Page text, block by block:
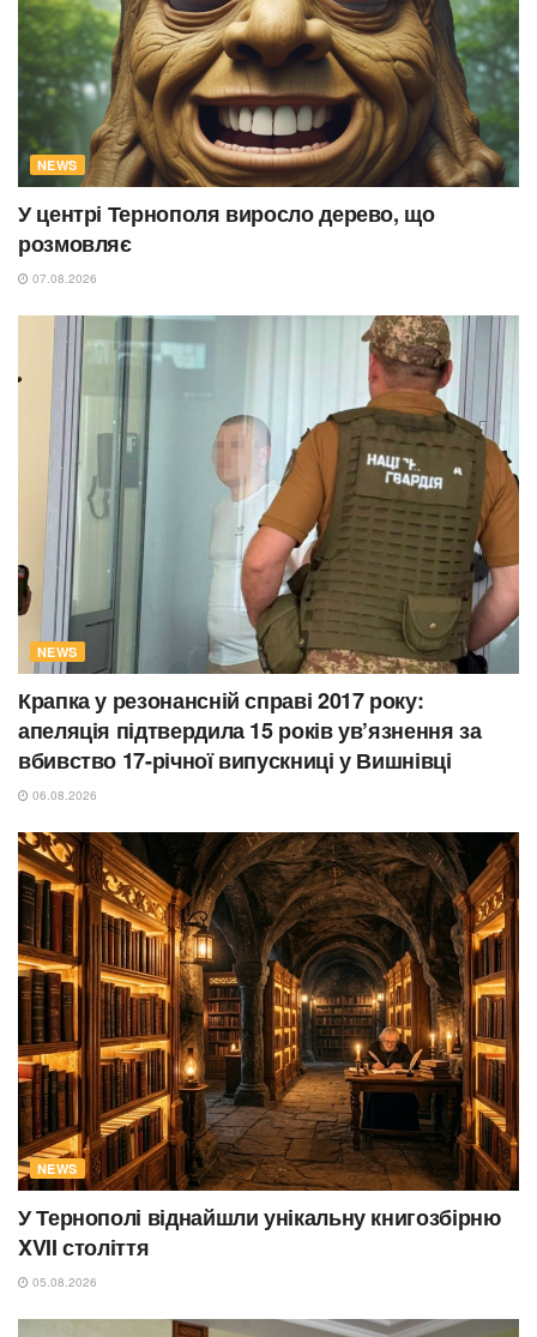
NEWS
У центрі Тернополя виросло дерево, що
розмовляє
07.08.2026
NEWS
Крапка у резонансній справі 2017 року:
апеляція підтвердила 15 років ув’язнення за
вбивство 17-річної випускниці у Вишнівці
06.08.2026
NEWS
У Тернополі віднайшли унікальну книгозбірню
XVII століття
05.08.2026